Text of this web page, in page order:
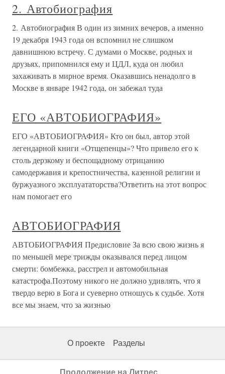
2. Автобиография
2. Автобиография В один из зимних вечеров, а именно
19 декабря 1943 года он вспомнил не слишком
давнишнюю встречу. С думами о Москве, родных и
друзьях, припомнился ему и ЦДЛ, куда он любил
захаживать в мирное время. Оказавшись ненадолго в
Москве в январе 1942 года, он забежал туда
ЕГО «АВТОБИОГРАФИЯ»
ЕГО «АВТОБИОГРАФИЯ» Кто он был, автор этой
легендарной книги «Отщепенцы»? Что привело его к
столь дерзкому и беспощадному отрицанию
самодержавия и крепостничества, казенной религии и
буржуазного эксплуататорства?Ответить на этот вопрос
нам помогает его
АВТОБИОГРАФИЯ
АВТОБИОГРАФИЯ Предисловие За всю свою жизнь я
по меньшей мере трижды оказывался перед лицом
смерти: бомбежка, расстрел и автомобильная
катастрофа.Поэтому никого не должно удивлять, что я
твердо верю в Бога и суеверно отношусь к судьбе. Хотя
все мы знаем, что за жизнью
О проекте Разделы
Продолжение на Литрес